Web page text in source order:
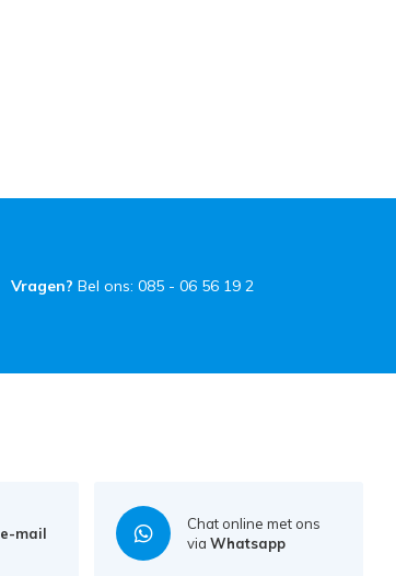
Vragen? Bel ons: 085 - 06 56 19 2
e-mail
Chat online met ons
viaWhatsapp